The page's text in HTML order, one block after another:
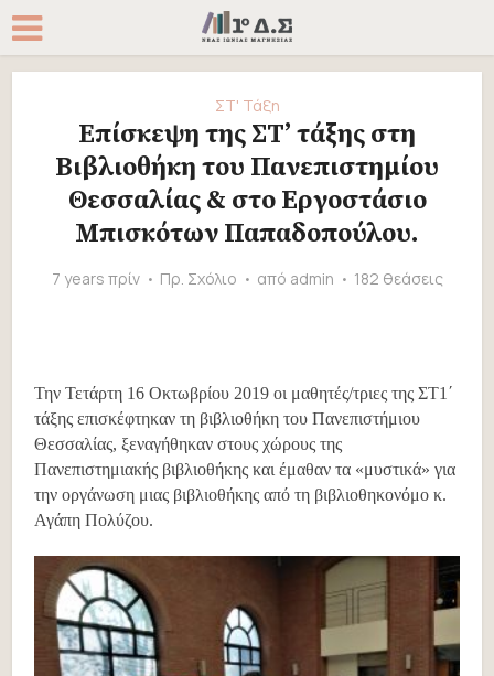
ΣΤ' Τάξη
Επίσκεψη της ΣΤ’ τάξης στη
Βιβλιοθήκη του Πανεπιστημίου
Θεσσαλίας & στο Εργοστάσιο
Μπισκότων Παπαδοπούλου.
7 years πρίν Πρ. Σχόλιο από admin 182 θεάσεις
Την Τετάρτη 16 Οκτωβρίου 2019 οι μαθητές/τριες της ΣΤ1΄
τάξης επισκέφτηκαν τη βιβλιοθήκη του Πανεπιστήμιου
Θεσσαλίας, ξεναγήθηκαν στους χώρους της
Πανεπιστημιακής βιβλιοθήκης και έμαθαν τα «μυστικά» για
την οργάνωση μιας βιβλιοθήκης από τη βιβλιοθηκονόμο κ.
Αγάπη Πολύζου.